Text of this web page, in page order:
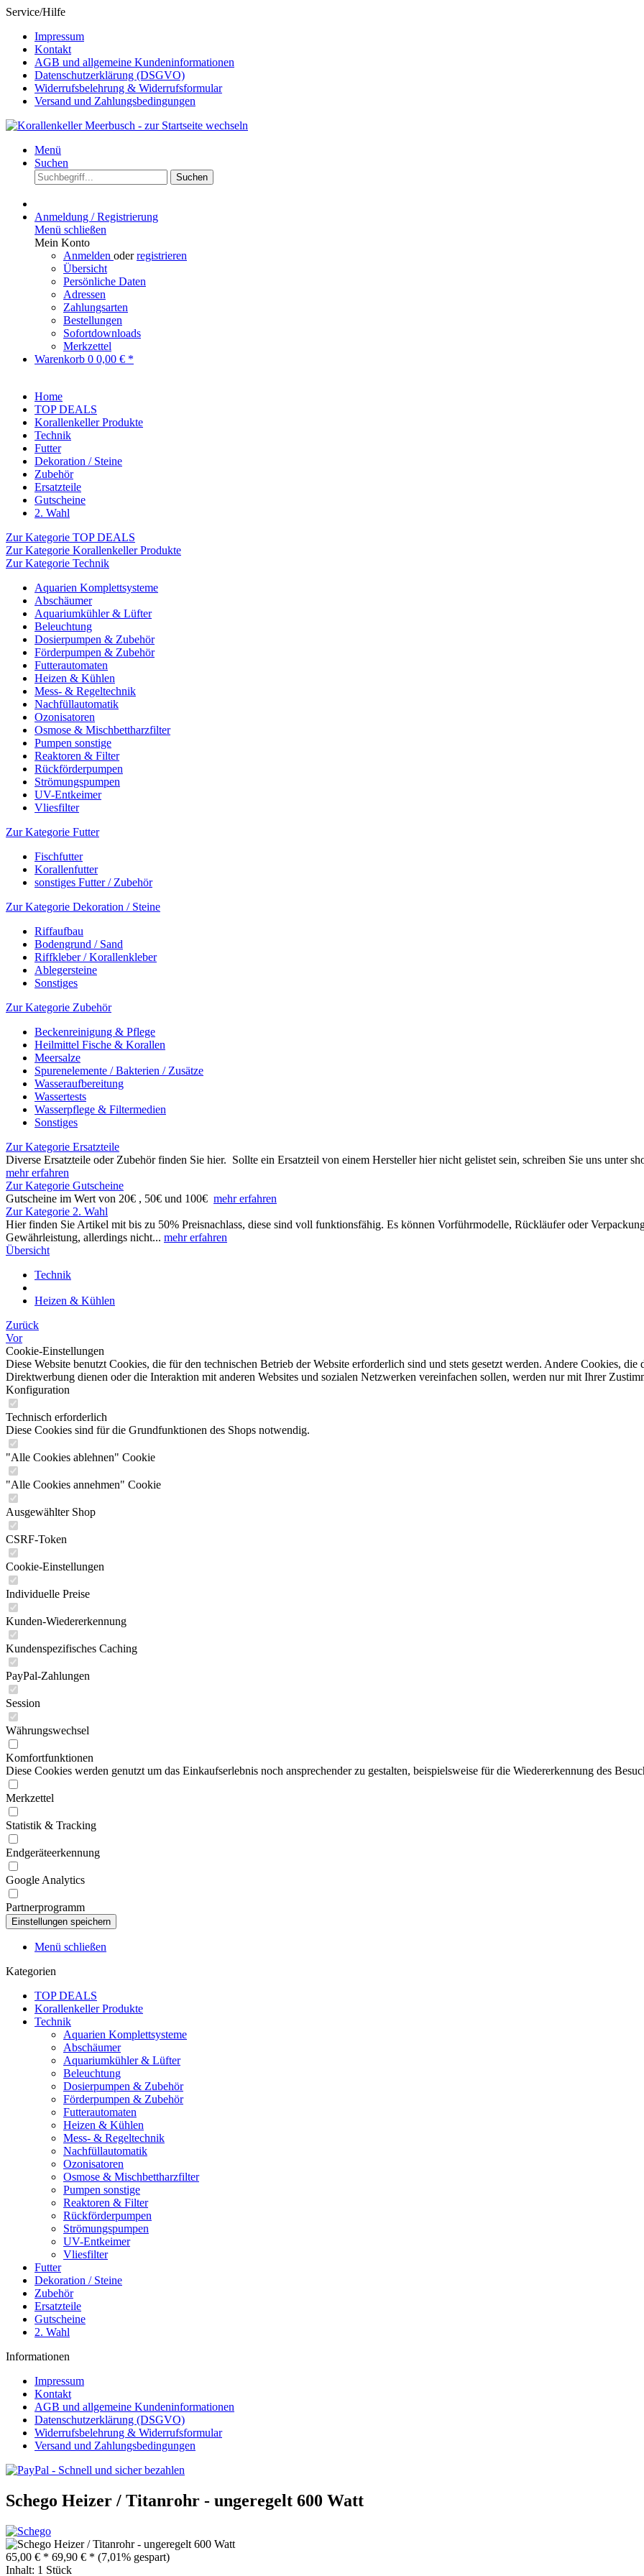
Service/Hilfe
Impressum
Kontakt
AGB und allgemeine Kundeninformationen
Datenschutzerklärung (DSGVO)
Widerrufsbelehrung & Widerrufsformular
Versand und Zahlungsbedingungen
Menü
Suchen
Suchen
Anmeldung / Registrierung
Menü schließen
Mein Konto
Anmelden oderregistrieren
Übersicht
Persönliche Daten
Adressen
Zahlungsarten
Bestellungen
Sofortdownloads
Merkzettel
Warenkorb 0 0,00 € *
Home
TOP DEALS
Korallenkeller Produkte
Technik
Futter
Dekoration / Steine
Zubehör
Ersatzteile
Gutscheine
2. Wahl
Zur Kategorie TOP DEALS
Zur Kategorie Korallenkeller Produkte
Zur Kategorie Technik
Aquarien Komplettsysteme
Abschäumer
Aquariumkühler & Lüfter
Beleuchtung
Dosierpumpen & Zubehör
Förderpumpen & Zubehör
Futterautomaten
Heizen & Kühlen
Mess- & Regeltechnik
Nachfüllautomatik
Ozonisatoren
Osmose & Mischbettharzfilter
Pumpen sonstige
Reaktoren & Filter
Rückförderpumpen
Strömungspumpen
UV-Entkeimer
Vliesfilter
Zur Kategorie Futter
Fischfutter
Korallenfutter
sonstiges Futter / Zubehör
Zur Kategorie Dekoration / Steine
Riffaufbau
Bodengrund / Sand
Riffkleber / Korallenkleber
Ablegersteine
Sonstiges
Zur Kategorie Zubehör
Beckenreinigung & Pflege
Heilmittel Fische & Korallen
Meersalze
Spurenelemente / Bakterien / Zusätze
Wasseraufbereitung
Wassertests
Wasserpflege & Filtermedien
Sonstiges
Zur Kategorie Ersatzteile
Diverse Ersatzteile oder Zubehör finden Sie hier. Sollte ein Ersatzteil von einem Hersteller hier nicht gelistet sein, schreiben Sie uns unter
mehr erfahren
Zur Kategorie Gutscheine
Gutscheine im Wert von 20€ , 50€ und 100€ mehr erfahren
Zur Kategorie 2. Wahl
Hier finden Sie Artikel mit bis zu 50% Preisnachlass, diese sind voll funktionsfähig. Es können Vorführmodelle, Rückläufer oder
Gewährleistung, allerdings nicht... mehr erfahren
Übersicht
Technik
Heizen & Kühlen
Zurück
Vor
Cookie-Einstellungen
Diese Website benutzt Cookies, die für den technischen Betrieb der Website erforderlich sind und stets gesetzt werden. Andere Cookies,
Direktwerbung dienen oder die Interaktion mit anderen Websites und sozialen Netzwerken vereinfachen sollen, werden nur mit Ihrer
Konfiguration
Technisch erforderlich
Diese Cookies sind für die Grundfunktionen des Shops notwendig.
"Alle Cookies ablehnen" Cookie
"Alle Cookies annehmen" Cookie
Ausgewählter Shop
CSRF-Token
Cookie-Einstellungen
Individuelle Preise
Kunden-Wiedererkennung
Kundenspezifisches Caching
PayPal-Zahlungen
Session
Währungswechsel
Komfortfunktionen
Diese Cookies werden genutzt um das Einkaufserlebnis noch ansprechender zu gestalten, beispielsweise für die Wiedererkennung des
Merkzettel
Statistik & Tracking
Endgeräteerkennung
Google Analytics
Partnerprogramm
Menü schließen
Kategorien
TOP DEALS
Korallenkeller Produkte
Technik
Aquarien Komplettsysteme
Abschäumer
Aquariumkühler & Lüfter
Beleuchtung
Dosierpumpen & Zubehör
Förderpumpen & Zubehör
Futterautomaten
Heizen & Kühlen
Mess- & Regeltechnik
Nachfüllautomatik
Ozonisatoren
Osmose & Mischbettharzfilter
Pumpen sonstige
Reaktoren & Filter
Rückförderpumpen
Strömungspumpen
UV-Entkeimer
Vliesfilter
Futter
Dekoration / Steine
Zubehör
Ersatzteile
Gutscheine
2. Wahl
Informationen
Impressum
Kontakt
AGB und allgemeine Kundeninformationen
Datenschutzerklärung (DSGVO)
Widerrufsbelehrung & Widerrufsformular
Versand und Zahlungsbedingungen
Schego Heizer / Titanrohr - ungeregelt 600 Watt
65,00 € * 69,90 € * (7,01% gespart)
Inhalt: 1 Stück